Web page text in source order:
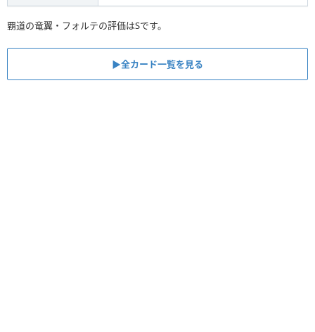
覇道の竜翼・フォルテの評価はSです。
▶︎全カード一覧を見る